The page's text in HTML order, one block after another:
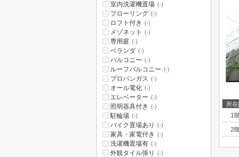
所
1
2
室内洗濯機置場 (-)
フローリング (-)
ロフト付き (-)
メゾネット (-)
専用庭 (-)
ベランダ (-)
バルコニー (-)
ルーフバルコニー (-)
プロパンガス (-)
オール電化 (-)
エレベーター (-)
照明器具付き (-)
駐輪場 (-)
バイク置場あり (-)
家具・家電付き (-)
洗濯機置場有 (-)
外観タイル張り (-)